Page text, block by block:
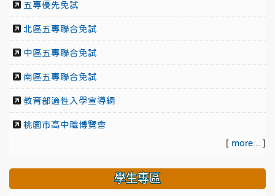
五專優先免試
北區五專聯合免試
中區五專聯合免試
南區五專聯合免試
教育部適性入學宣導網
桃園市高中職博覽會
[ more... ]
學生專區